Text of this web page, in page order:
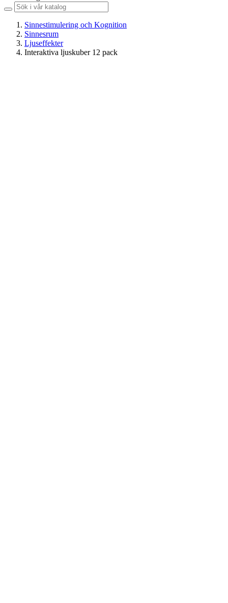
Sinnestimulering och Kognition
Sinnesrum
Ljuseffekter
Interaktiva ljuskuber 12 pack